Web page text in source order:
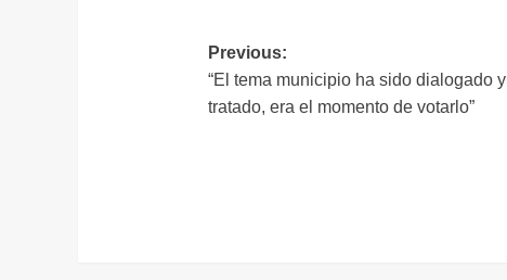
Navegación
de
entradas
Previous:
“El tema municipio ha sido dialogado y
tratado, era el momento de votarlo”